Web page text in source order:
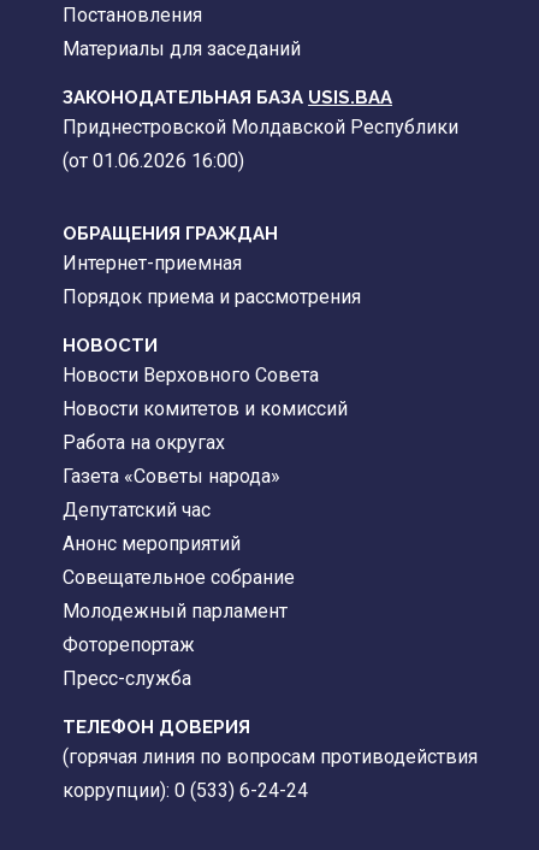
Постановления
Материалы для заседаний
ЗАКОНОДАТЕЛЬНАЯ БАЗА USIS.BAA
Приднестровской Молдавской Республики
(от 01.06.2026 16:00)
ОБРАЩЕНИЯ ГРАЖДАН
Интернет-приемная
Порядок приема и рассмотрения
НОВОСТИ
Новости Верховного Совета
Новости комитетов и комиссий
Работа на округах
Газета «Советы народа»
Депутатский час
Анонс мероприятий
Совещательное собрание
Молодежный парламент
Фоторепортаж
Пресс-служба
ТЕЛЕФОН ДОВЕРИЯ
(горячая линия по вопросам противодействия
коррупции): 0 (533) 6-24-24